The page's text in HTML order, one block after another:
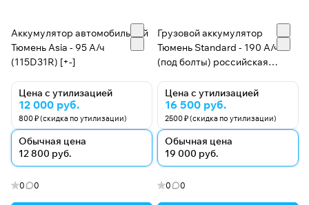
Аккумулятор автомобильный
Тюмень Asia - 95 А/ч
(115D31R) [+-]
Цена с утилизацией
12 000 руб.
800 ₽ (скидка по утилизации)
Обычная цена
12 800 руб.
0 0
Грузовой аккумулятор
Тюмень Standard - 190 А/ч
(под болты) российская
Цена с утилизацией
16 500 руб.
2500 ₽ (скидка по утилизации)
Обычная цена
19 000 руб.
0 0